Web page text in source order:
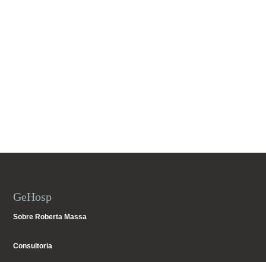
GeHosp
Sobre Roberta Massa
Consultoria